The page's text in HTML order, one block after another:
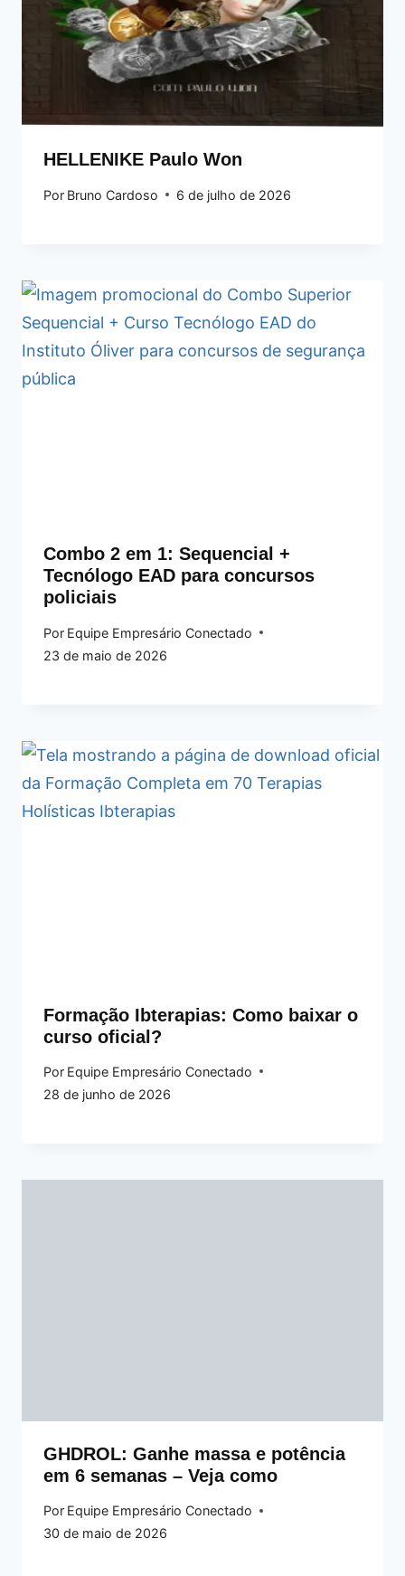
HELLENIKE Paulo Won
Por Bruno Cardoso 6 de julho de 2026
Combo 2 em 1: Sequencial +
Tecnólogo EAD para concursos
policiais
Por Equipe Empresário Conectado
23 de maio de 2026
Formação Ibterapias: Como baixar o
curso oficial?
Por Equipe Empresário Conectado
28 de junho de 2026
GHDROL: Ganhe massa e potência
em 6 semanas – Veja como
Por Equipe Empresário Conectado
30 de maio de 2026